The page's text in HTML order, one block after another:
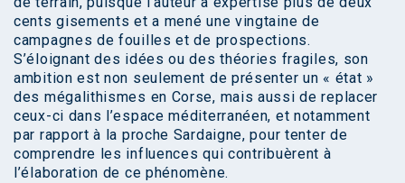
cents gisements et a mené une vingtaine de
campagnes de fouilles et de prospections.
S’éloignant des idées ou des théories fragiles, son
ambition est non seulement de présenter un « état »
des mégalithismes en Corse, mais aussi de replacer
ceux-ci dans l’espace méditerranéen, et notamment
par rapport à la proche Sardaigne, pour tenter de
comprendre les influences qui contribuèrent à
l’élaboration de ce phénomène.